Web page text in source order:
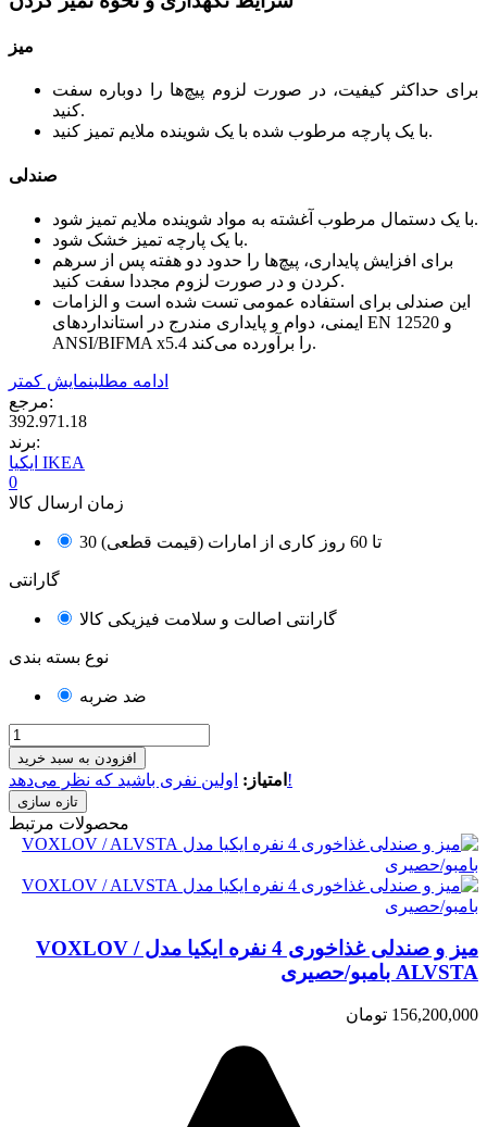
میز
برای حداکثر کیفیت، در صورت لزوم پیچ‌ها را دوباره سفت
کنید.
با یک پارچه مرطوب شده با یک شوینده ملایم تمیز کنید.
صندلی
با یک دستمال مرطوب آغشته به مواد شوینده ملایم تمیز شود.
با یک پارچه تمیز خشک شود.
برای افزایش پایداری، پیچ‌ها را حدود دو هفته پس از سرهم
کردن و در صورت لزوم مجددا سفت کنید.
این صندلی برای استفاده عمومی تست شده است و الزامات
ایمنی، دوام و پایداری مندرج در استانداردهای EN 12520 و
ANSI/BIFMA x5.4 را برآورده می‌کند.
ادامه مطلبنمایش کمتر
مرجع:
392.971.18
برند:
ایکیا IKEA
0
زمان ارسال کالا
30 تا 60 روز کاری از امارات (قیمت قطعی)
گارانتی
گارانتی اصالت و سلامت فیزیکی کالا
نوع بسته بندی
ضد ضربه
افزودن به سبد خرید
امتیاز: اولین نفری باشید که نظر می‌دهد!
محصولات مرتبط
میز و صندلی غذاخوری 4 نفره ایکیا مدل VOXLOV /
ALVSTA بامبو/حصیری
156,200,000 تومان